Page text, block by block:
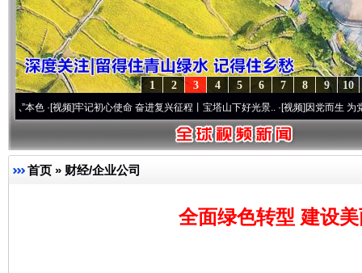
10
9
8
7
6
5
4
3
2
1
牢记初心使命 奋进复兴征程丨宝塔山下好光景..·[视频]因党而生 为党而战——百
首页 » 财经/企业公司
全面绿色转型 建设